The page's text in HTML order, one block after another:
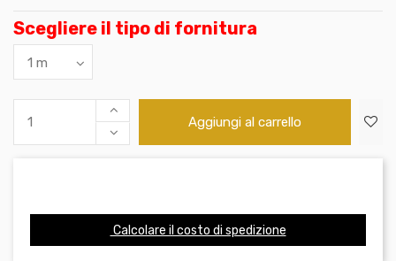
Scegliere il tipo di fornitura
Aggiungi al carrello
Calcolare il costo di spedizione